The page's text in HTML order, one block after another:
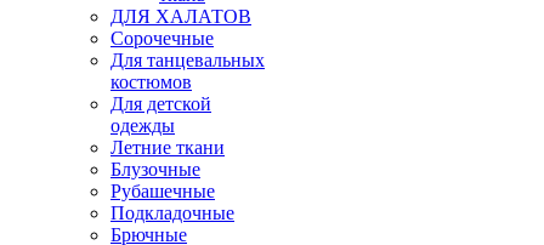
ДЛЯ ХАЛАТОВ
Сорочечные
Для танцевальных
костюмов
Для детской
одежды
Летние ткани
Блузочные
Рубашечные
Подкладочные
Брючные